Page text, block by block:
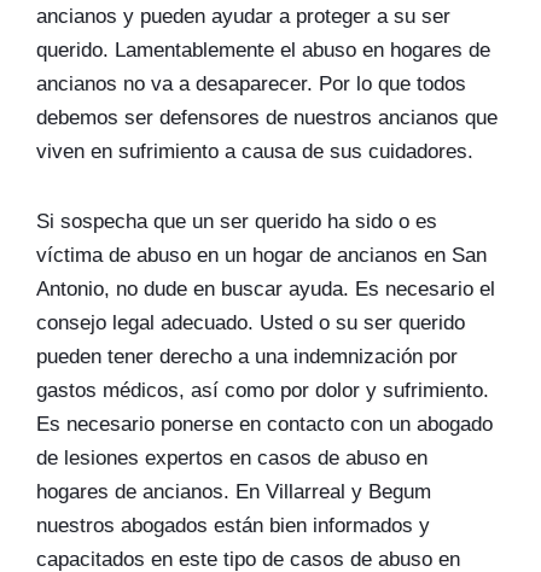
ancianos y pueden ayudar a proteger a su ser
querido. Lamentablemente el abuso en hogares de
ancianos no va a desaparecer. Por lo que todos
debemos ser defensores de nuestros ancianos que
viven en sufrimiento a causa de sus cuidadores.
Si sospecha que un ser querido ha sido o es
víctima de abuso en un hogar de ancianos en San
Antonio, no dude en buscar ayuda. Es necesario el
consejo legal adecuado. Usted o su ser querido
pueden tener derecho a una indemnización por
gastos médicos, así como por dolor y sufrimiento.
Es necesario ponerse en contacto con un abogado
de lesiones expertos en casos de abuso en
hogares de ancianos. En Villarreal y Begum
nuestros abogados están bien informados y
capacitados en este tipo de casos de abuso en